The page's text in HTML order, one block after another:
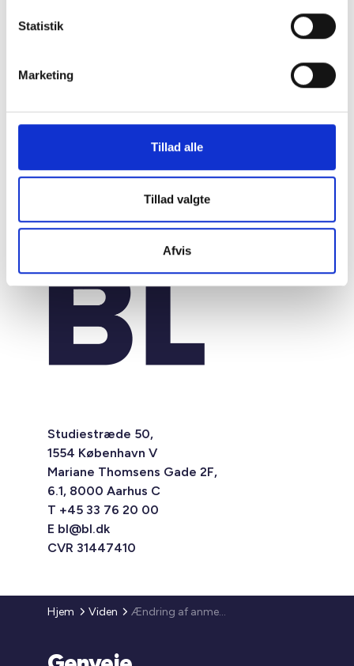
Statistik
Marketing
Tillad alle
Tillad valgte
Afvis
førtidspensionssager
Studiestræde 50,
1554 København V
Mariane Thomsens Gade 2F,
6.1, 8000 Aarhus C
T +45 33 76 20 00
E bl@bl.dk
CVR 31447410
Hjem Viden Ændring af anmeldelsesordning